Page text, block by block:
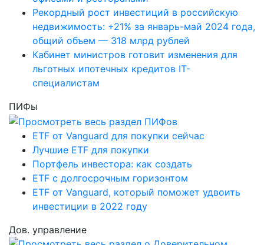
Рекордный рост инвестиций в российскую
недвижимость: +21% за январь-май 2024 года,
общий объем — 318 млрд рублей
Кабинет министров готовит изменения для
льготных ипотечных кредитов IT-
специалистам
ПИФы
ETF от Vanguard для покупки сейчас
Лучшие ETF для покупки
Портфель инвестора: как создать
ETF с долгосрочным горизонтом
ETF от Vanguard, который поможет удвоить
инвестиции в 2022 году
Дов. управление